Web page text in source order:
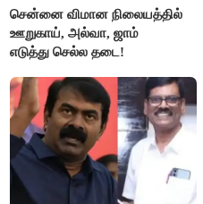
சென்னை விமான நிலையத்தில்
ஊறுகாய், அல்வா, ஜாம்
எடுத்து செல்ல தடை!